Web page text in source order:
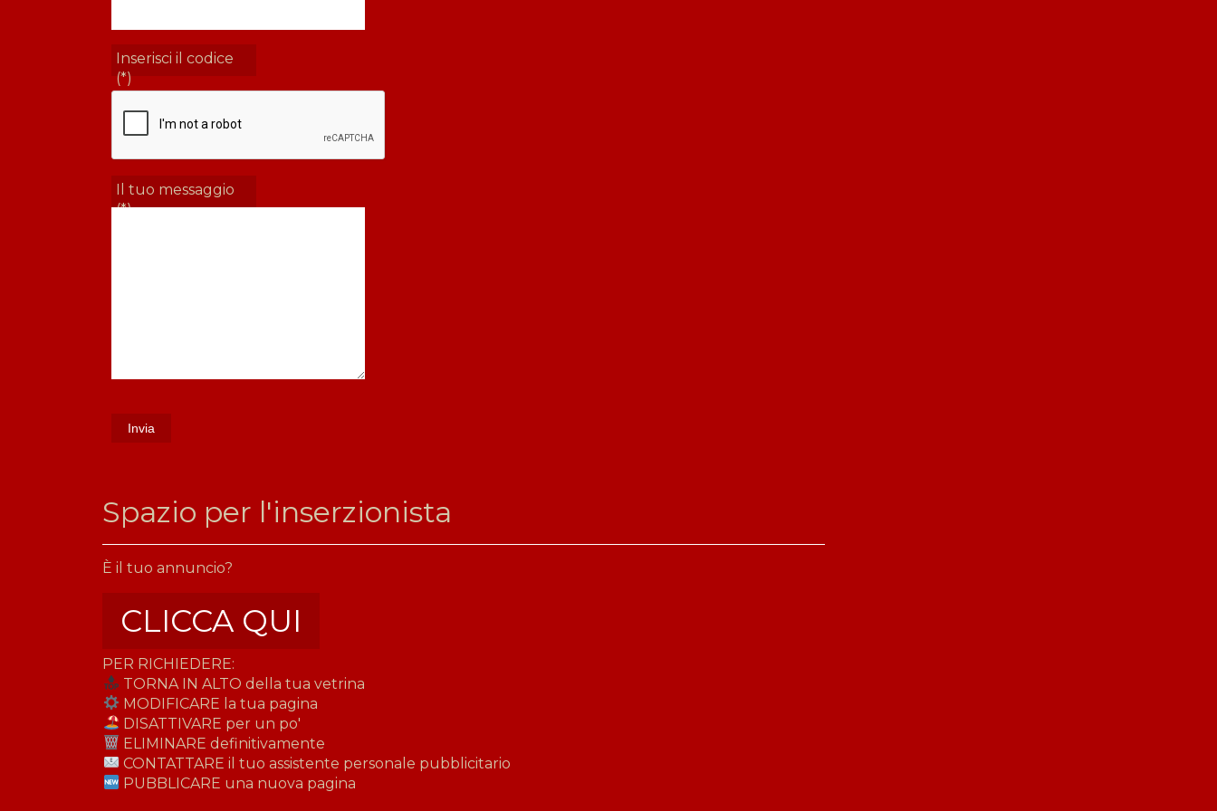
Inserisci il codice
(*)
Il tuo messaggio
(*)
​Spazio per l'inserzionista
È il tuo annuncio?
CLICCA QUI
PER RICHIEDERE:
TORNA IN ALTO della tua vetrina
MODIFICARE la tua pagina
DISATTIVARE per un po'
ELIMINARE definitivamente
CONTATTARE il tuo assistente personale pubblicitario
PUBBLICARE una nuova pagina